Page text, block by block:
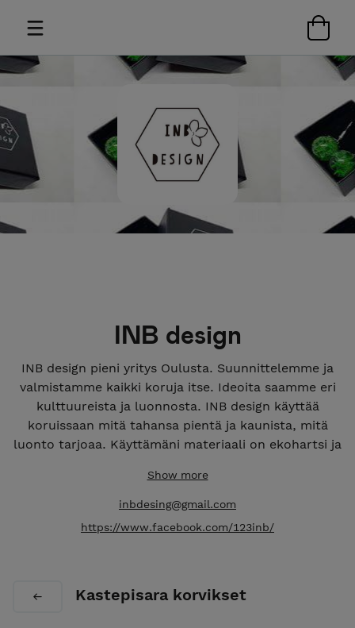
INB design
INB design pieni yritys Oulusta. Suunnittelemme ja
valmistamme kaikki koruja itse. Ideoita saamme eri
kulttuureista ja luonnosta. INB design käyttää
koruissaan mitä tahansa pientä ja kaunista, mitä
luonto tarjoaa. Käyttämäni materiaali on ekohartsi ja
vuonna 2016. Valmistamme kaikki tuotteemme
käsin.
Show more
inbdesing@gmail.com
https://www.facebook.com/123inb/
Kastepisara korvikset